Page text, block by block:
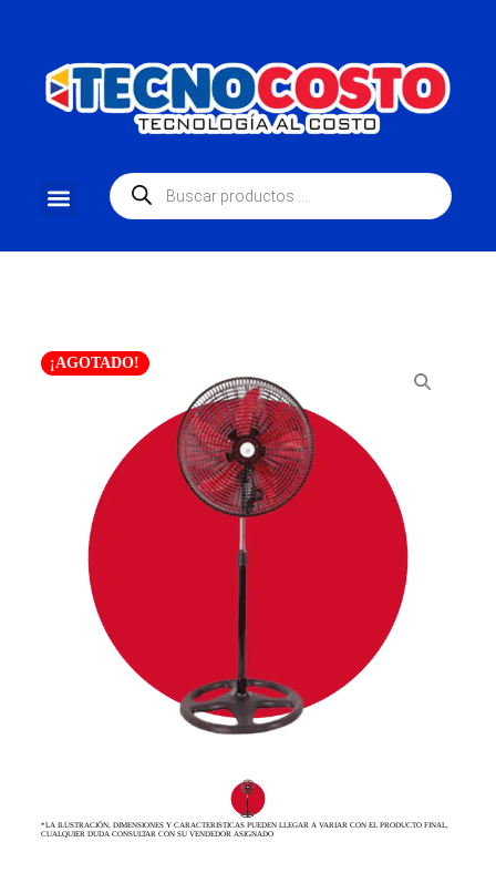
¡AGOTADO!
*LA ILUSTRACIÓN, DIMENSIONES Y CARACTERISTICAS PUEDEN LLEGAR A VARIAR CON EL PRODUCTO FINAL,
CUALQUIER DUDA CONSULTAR CON SU VENDEDOR ASIGNADO